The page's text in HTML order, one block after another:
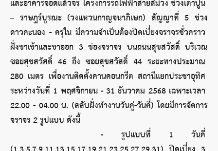
และอาคารจอดแล้วจร โครงการรถไฟฟ้าสายสีม่วง ช่วงเตาปูน
– ราษฎร์บูรณะ (วงแหวนกาญจนาภิเษก) สัญญาที่ 5 ช่วง
ดาวคะนอง - ครุใน มีความจำเป็นต้องปิดเบี่ยงจราจรชั่วคราว
ฝั่งขาเข้าและขาออก 3 ช่องจราจร บนถนนสุขสวัสดิ์ บริเวณ
ซอยสุขสวัสดิ์ 46 ถึง ซอยสุขสวัสดิ์ 44 ระยะทางประมาณ
280 เมตร เพื่องานติดตั้งคานคอนกรีต สถานีแยกประชาอุทิศ
ระหว่างวันที่ 1 พฤศจิกายน - 31 ธันวาคม 2568 เฉพาะเวลา
22.00 - 04.00 น. (สลับฝั่งทำงานวันคู่-วันคี่) โดยมีการจัดการ
จราจร 2 รูปแบบ ดังนี้
     - รูปแบบที่ 1 วันคี่